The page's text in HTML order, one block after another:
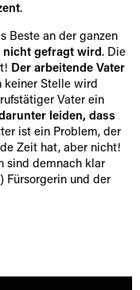
.
Beste an der ganzen
nicht gefragt wird. Die
Der arbeitende Vater
keiner Stelle wird
Vater ein
leiden, dass
ist ein Problem, der
Zeit hat, aber nicht!
sind demnach klar
Fürsorgerin und der